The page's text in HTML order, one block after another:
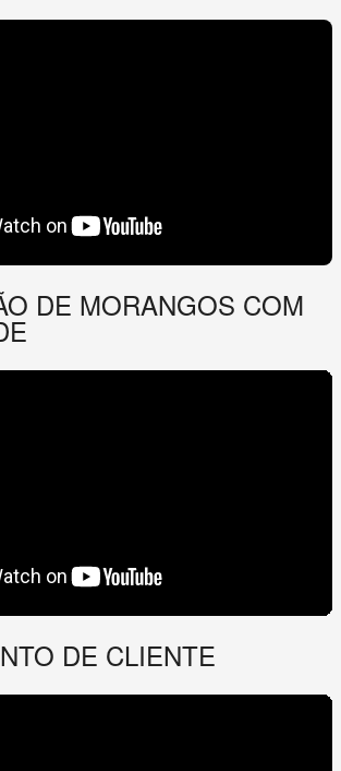
DE MORANGOS COM
DE CLIENTE